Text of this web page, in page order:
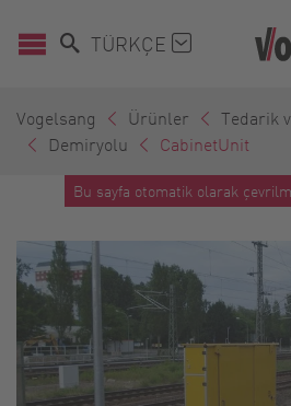
TÜRKÇE
Vogelsang Ürünler
Tedarik
Demiryolu
CabinetUnit
Bu sayfa otomatik olarak